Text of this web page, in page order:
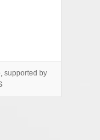
supported by